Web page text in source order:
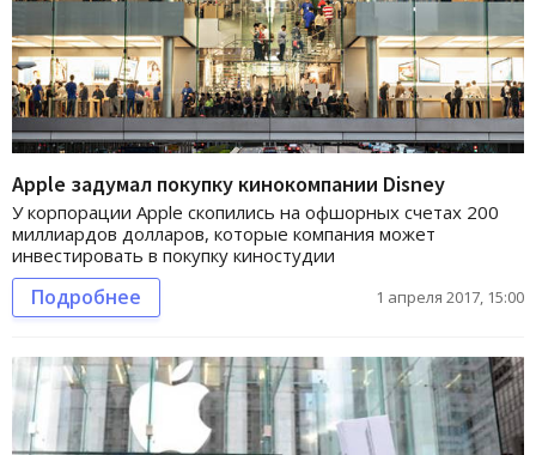
Apple задумал покупку кинокомпании Disney
У корпорации Apple скопились на офшорных счетах 200
миллиардов долларов, которые компания может
инвестировать в покупку киностудии
Подробнее 1 апреля 2017, 15:00